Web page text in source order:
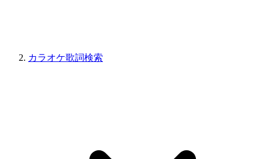
カラオケ歌詞検索